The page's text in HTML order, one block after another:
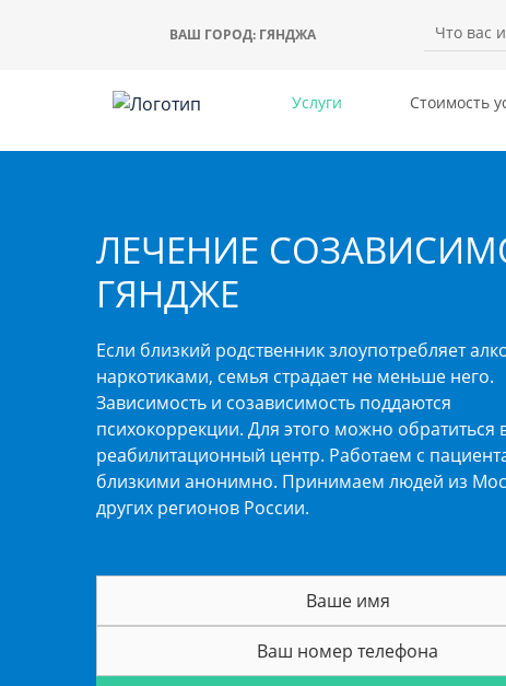
ВАШ ГОРОД: ГЯНДЖА
Услуги Стоимость
ЛЕЧЕНИЕ
ГЯНДЖЕ
Если близкий родственник злоупотребляет
наркотиками, семья страдает не меньше него.
Зависимость и созависимость поддаются
психокоррекции. Для этого можно обратиться
реабилитационный центр. Работаем с
близкими анонимно. Принимаем людей из
других регионов России.